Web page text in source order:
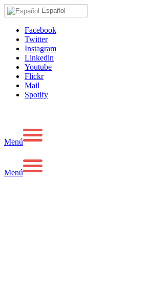
Español
Facebook
Twitter
Instagram
Linkedin
Youtube
Flickr
Mail
Spotify
Menú
Menú